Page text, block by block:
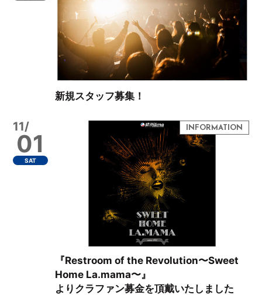
新規スタッフ募集！
11/
01
SAT
『Restroom of the Revolution〜Sweet
Home La.mama〜』
よりクラファン募金を頂戴いたしました